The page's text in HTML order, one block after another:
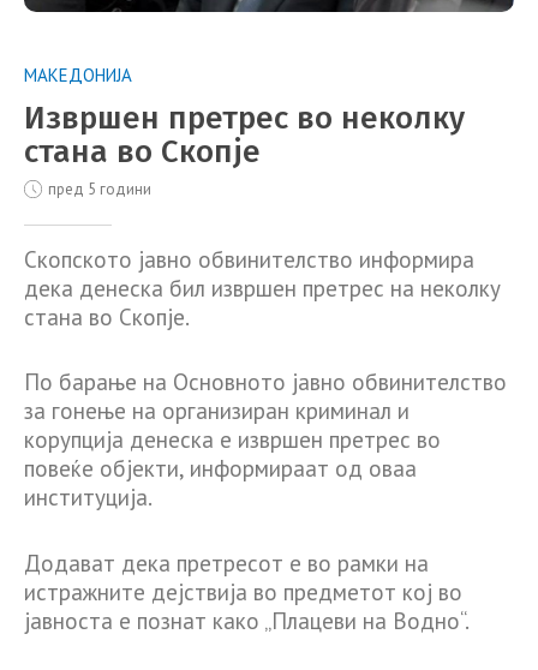
МАКЕДОНИЈА
Извршен претрес во неколку
стана во Скопје
пред 5 години
Скопското јавно обвинителство информира
дека денеска бил извршен претрес на неколку
стана во Скопје.
По барање на Основното јавно обвинителство
за гонење на организиран криминал и
корупција денеска е извршен претрес во
повеќе објекти, информираат од оваа
институција.
Додават дека претресот е во рамки на
истражните дејствија во предметот кој во
јавноста е познат како „Плацеви на Водно“.